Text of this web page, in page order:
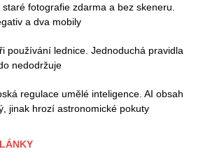
fotografie zdarma a bez skeneru.
a dva mobily
používání lednice. Jednoduchá pravidla
nedodržuje
regulace umělé inteligence. AI obsah
jinak hrozí astronomické pokuty